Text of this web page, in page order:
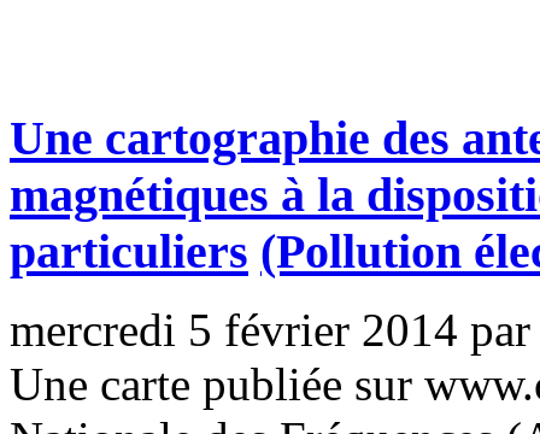
Une cartographie des
magnétiques à la
particuliers (Pollution
mercredi 5 février 2014 par
Une carte publiée sur